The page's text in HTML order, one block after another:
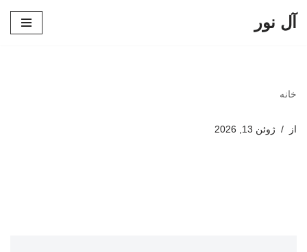
آل نور
خانه
از ژوئن 13, 2026